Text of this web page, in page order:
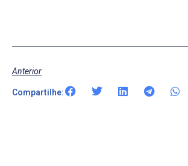
Anterior
Compartilhe: